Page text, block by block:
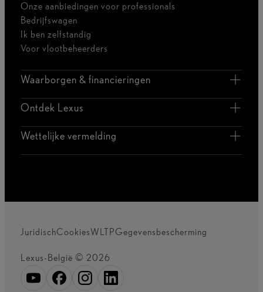
Onze aanbiedingen voor professionals
Bedrijfswagen
Ik ben zelfstandig
Voor vlootbeheerders
Waarborgen & financieringen
Ontdek Lexus
Wettelijke vermelding
JuridischCookiesWLTPGegevensbescherming
Lexus-België © 2026